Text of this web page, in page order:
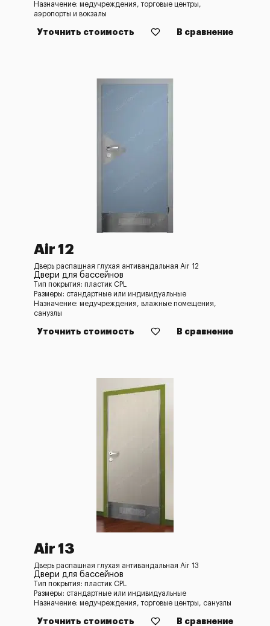
Назначение: медучреждения, торговые центры,
аэропорты и вокзалы
Уточнить стоимость В сравнение
Air 12
Дверь распашная глухая антивандальная Air 12
Двери для бассейнов
Тип покрытия: пластик CPL
Размеры: стандартные или индивидуальные
Назначение: медучреждения, влажные помещения,
санузлы
Уточнить стоимость В сравнение
Air 13
Дверь распашная глухая антивандальная Air 13
Двери для бассейнов
Тип покрытия: пластик CPL
Размеры: стандартные или индивидуальные
Назначение: медучреждения, торговые центры, санузлы
Уточнить стоимость В сравнение